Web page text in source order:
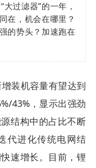
过滤器”的一年，
在，机会在哪里？
的势头？加速跑在
装机容量有望达到
43%，显示出强劲
结构中的占比不断
代进化传统电网结
速增长。目前，锂